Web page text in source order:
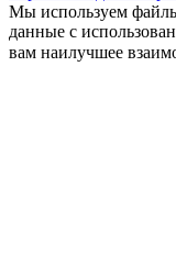
Мы используем
данные с
вам наилучшее